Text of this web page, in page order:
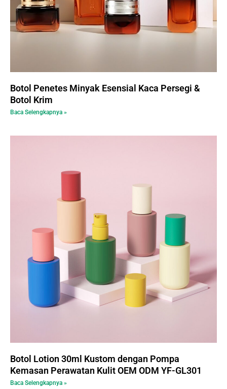
Botol Penetes Minyak Esensial Kaca Persegi &
Botol Krim
Baca Selengkapnya »
Botol Lotion 30ml Kustom dengan Pompa
Kemasan Perawatan Kulit OEM ODM YF-GL301
Baca Selengkapnya »